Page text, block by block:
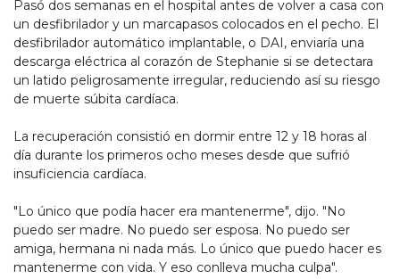
Pasó dos semanas en el hospital antes de volver a casa con
un desfibrilador y un marcapasos colocados en el pecho. El
desfibrilador automático implantable, o DAI, enviaría una
descarga eléctrica al corazón de Stephanie si se detectara
un latido peligrosamente irregular, reduciendo así su riesgo
de muerte súbita cardíaca.
La recuperación consistió en dormir entre 12 y 18 horas al
día durante los primeros ocho meses desde que sufrió
insuficiencia cardíaca.
"Lo único que podía hacer era mantenerme", dijo. "No
puedo ser madre. No puedo ser esposa. No puedo ser
amiga, hermana ni nada más. Lo único que puedo hacer es
mantenerme con vida. Y eso conlleva mucha culpa".